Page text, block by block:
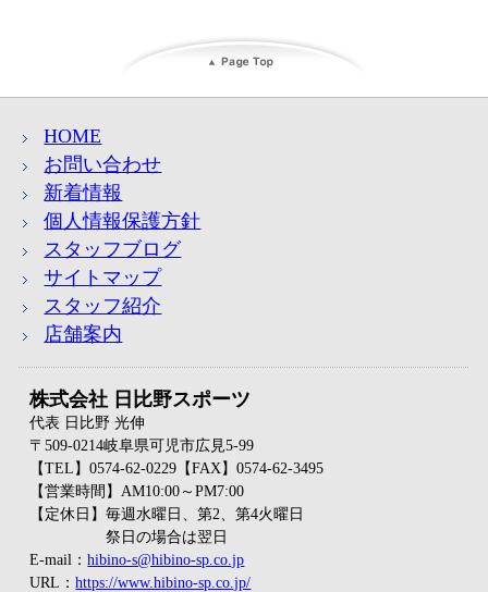
HOME
お問い合わせ
新着情報
個人情報保護方針
スタッフブログ
サイトマップ
スタッフ紹介
店舗案内
株式会社 日比野スポーツ
代表 日比野 光伸
〒509-0214岐阜県可児市広見5-99
【TEL】0574-62-0229【FAX】0574-62-3495
【営業時間】AM10:00～PM7:00
【定休日】毎週水曜日、第2、第4火曜日
祭日の場合は翌日
E-mail：hibino-s@hibino-sp.co.jp
URL：https://www.hibino-sp.co.jp/